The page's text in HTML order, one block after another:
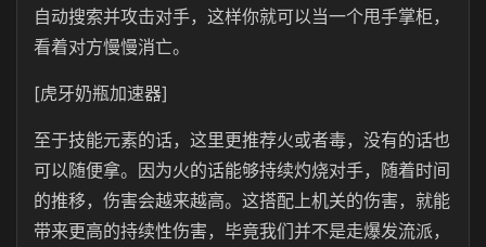
自动搜索并攻击对手，这样你就可以当一个甩手掌柜，
看着对方慢慢消亡。
[虎牙奶瓶加速器]
至于技能元素的话，这里更推荐火或者毒，没有的话也
可以随便拿。因为火的话能够持续灼烧对手，随着时间
的推移，伤害会越来越高。这搭配上机关的伤害，就能
带来更高的持续性伤害，毕竟我们并不是走爆发流派，